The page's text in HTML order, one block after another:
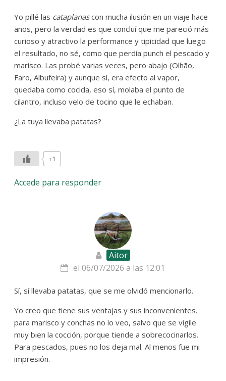
Yo pillé las cataplanascon mucha ilusión en un viaje hace
años, pero la verdad es que concluí que me pareció más
curioso y atractivo la performance y tipicidad que luego
el resultado, no sé, como que perdía punch el pescado y
marisco. Las probé varias veces, pero abajo (Olhão,
Faro, Albufeira) y aunque sí, era efecto al vapor,
quedaba como cocida, eso sí, molaba el punto de
cilantro, incluso velo de tocino que le echaban.
¿La tuya llevaba patatas?
+1
Accede para responder
Aitor
el 06/07/2026 a las 12:01
Sí, sí llevaba patatas, que se me olvidó mencionarlo.
Yo creo que tiene sus ventajas y sus inconvenientes.
para marisco y conchas no lo veo, salvo que se vigile
muy bien la cocción, porque tiende a sobrecocinarlos.
Para pescados, pues no los deja mal. Al menos fue mi
impresión.